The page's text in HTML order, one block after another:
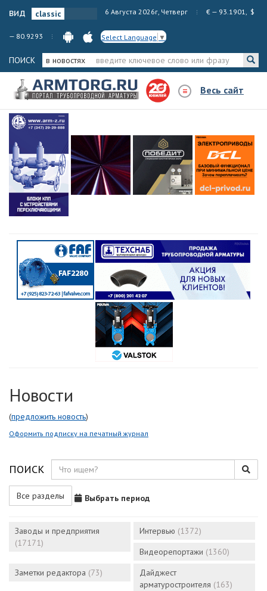
вид 6 Августа 2026г, Четверг € — 93.1901, $
— 80.9293 Select Language ▼
ПОИСК в новостях
Весь сайт
Новости
(предложить новость)
Оформить подписку на печатный журнал
ПОИСК
Все разделы Выбрать период
Заводы и предприятия
(17171)
Интервью (1372)
Видеорепортажи (1360)
Заметки редактора (73)
Дайджест
арматуростроителя (163)